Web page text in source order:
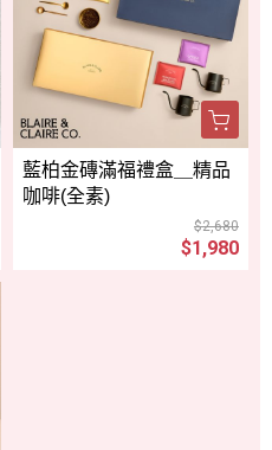
藍柏金磚滿福禮盒＿精品
咖啡(全素)
$2,680
$1,980